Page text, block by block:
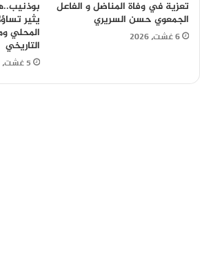
تعزية في وفاة المناضل و الفاعل
الجمعوي حسن السريري
6 غشت، 2026
يثير
المحلي
التاريخي
5 غشت، 2026